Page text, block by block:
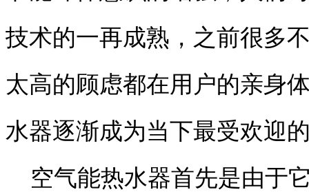
技术的一再成熟，之前很多
太高的顾虑都在用户的亲身
水器逐渐成为当下最受欢迎
空气能热水器首先是由于